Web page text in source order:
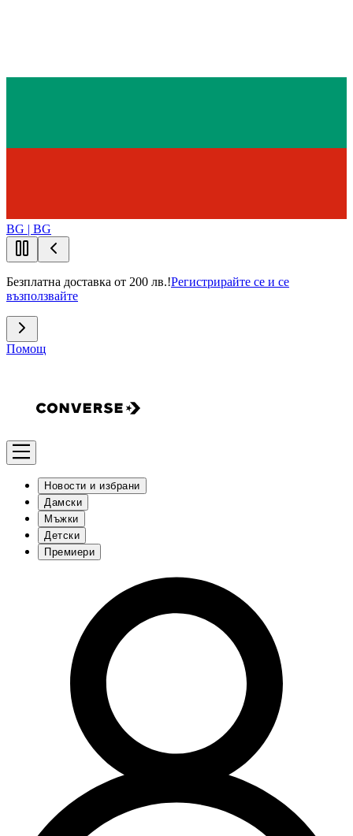
BG | BG
Безплатна доставка от 200 лв.!Регистрирайте се и се
възползвайте
Помощ
Новости и избрани
Дамски
Мъжки
Детски
Премиери